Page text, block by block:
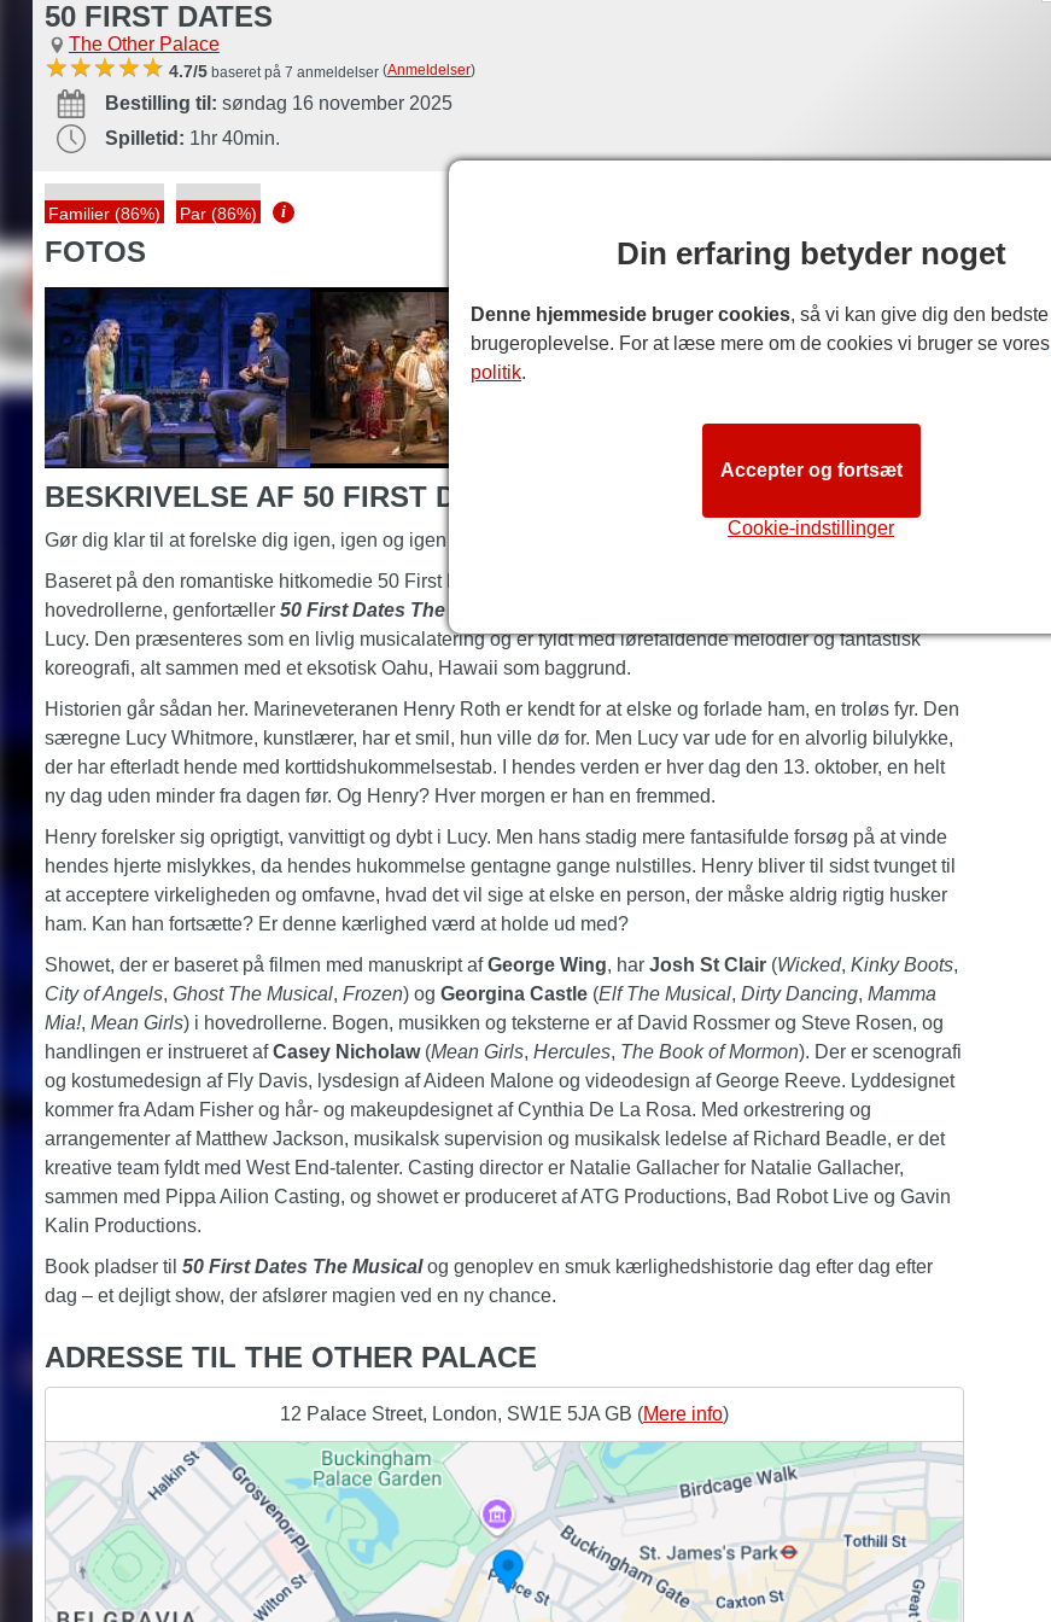
50 FIRST DATES
The Other Palace
4.7/5 baseret på 7 anmeldelser (Anmeldelser)
Bestilling til: søndag 16 november 2025
Spilletid: 1hr 40min.
Familier (86%) Par (86%) i
FOTOS
BESKRIVELSE AF 50 FIRST DATES
Gør dig klar til at forelske dig igen, igen og igen med 50 First Dates The Musical.
Baseret på den romantiske hitkomedie 50 First Dates med Drew Barrymore og Adam Sandler i
hovedrollerne, genfortæller 50 First Dates The Musical
Lucy. Den præsenteres som en livlig musicalatering og er fyldt med iørefaldende melodier og fantastisk
koreografi, alt sammen med et eksotisk Oahu, Hawaii som baggrund.
Historien går sådan her. Marineveteranen Henry Roth er kendt for at elske og forlade ham, en troløs fyr. Den
særegne Lucy Whitmore, kunstlærer, har et smil, hun ville dø for. Men Lucy var ude for en alvorlig bilulykke,
der har efterladt hende med korttidshukommelsestab. I hendes verden er hver dag den 13. oktober, en helt
ny dag uden minder fra dagen før. Og Henry? Hver morgen er han en fremmed.
Henry forelsker sig oprigtigt, vanvittigt og dybt i Lucy. Men hans stadig mere fantasifulde forsøg på at vinde
hendes hjerte mislykkes, da hendes hukommelse gentagne gange nulstilles. Henry bliver til sidst tvunget til
at acceptere virkeligheden og omfavne, hvad det vil sige at elske en person, der måske aldrig rigtig husker
ham. Kan han fortsætte? Er denne kærlighed værd at holde ud med?
Showet, der er baseret på filmen med manuskript afGeorge Wing, har Josh St Clair(Wicked, Kinky Boots,
City of Angels, Ghost The Musical, Frozen) og Georgina Castle(Elf The Musical, Dirty Dancing, Mamma
Mia!, Mean Girls) i hovedrollerne. Bogen, musikken og teksterne er af David Rossmer og Steve Rosen, og
handlingen er instrueret afCasey Nicholaw(Mean Girls, Hercules, The Book of Mormon). Der er scenografi
og kostumedesign af Fly Davis, lysdesign af Aideen Malone og videodesign af George Reeve. Lyddesignet
kommer fra Adam Fisher og hår- og makeupdesignet af Cynthia De La Rosa. Med orkestrering og
arrangementer af Matthew Jackson, musikalsk supervision og musikalsk ledelse af Richard Beadle, er det
kreative team fyldt med West End-talenter. Casting director er Natalie Gallacher for Natalie Gallacher,
sammen med Pippa Ailion Casting, og showet er produceret af ATG Productions, Bad Robot Live og Gavin
Kalin Productions.
Book pladser til 50 First Dates The Musicalog genoplev en smuk kærlighedshistorie dag efter dag efter
dag – et dejligt show, der afslører magien ved en ny chance.
ADRESSE TIL THE OTHER PALACE
12 Palace Street, London, SW1E 5JA GB (Mere info)
Din erfaring betyder noget
Denne hjemmeside bruger cookies, så vi kan give dig den bedste
brugeroplevelse. For at læse mere om de cookies vi bruger se vores
politik.
Cookie-indstillinger
Accepter og fortsæt